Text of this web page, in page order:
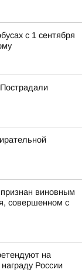
с 1 сентября
виновным
совершенном с
на
России